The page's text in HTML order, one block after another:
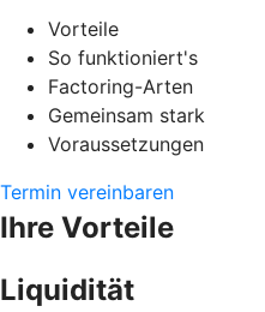
Vorteile
So funktioniert's
Factoring-Arten
Gemeinsam stark
Voraussetzungen
Termin vereinbaren
Ihre Vorteile
Liquidität